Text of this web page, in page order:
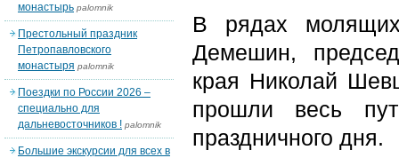
В рядах
Демешин,
края Николай
прошли весь
праздничного дня.
монастырь palomnik
Престольный праздник
Петропавловского
монастыря palomnik
Поездки по России 2026 –
специально для
дальневосточников ! palomnik
Большие экскурсии для всех в